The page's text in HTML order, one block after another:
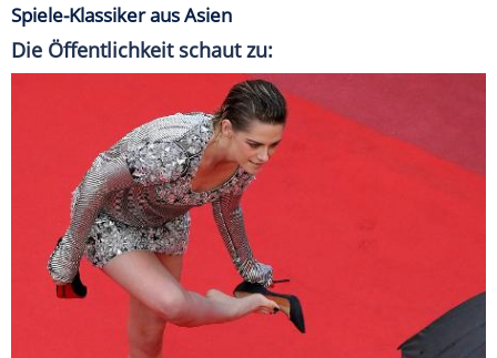
Spiele-Klassiker aus Asien
Die Öffentlichkeit schaut zu: